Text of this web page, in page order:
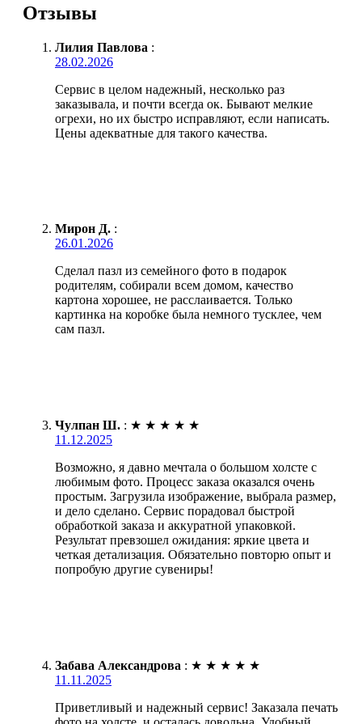
Отзывы
Лилия Павлова :
28.02.2026
Сервис в целом надежный, несколько раз
заказывала, и почти всегда ок. Бывают мелкие
огрехи, но их быстро исправляют, если написать.
Цены адекватные для такого качества.
Мирон Д. :
26.01.2026
Сделал пазл из семейного фото в подарок
родителям, собирали всем домом, качество
картона хорошее, не расслаивается. Только
картинка на коробке была немного тусклее, чем
сам пазл.
Чулпан Ш. : ★ ★ ★ ★ ★
11.12.2025
Возможно, я давно мечтала о большом холсте с
любимым фото. Процесс заказа оказался очень
простым. Загрузила изображение, выбрала размер,
и дело сделано. Сервис порадовал быстрой
обработкой заказа и аккуратной упаковкой.
Результат превзошел ожидания: яркие цвета и
четкая детализация. Обязательно повторю опыт и
попробую другие сувениры!
Забава Александрова : ★ ★ ★ ★ ★
11.11.2025
Приветливый и надежный сервис! Заказала печать